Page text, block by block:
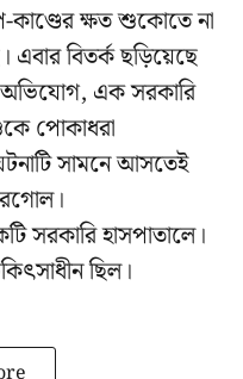
কাণ্ডের ক্ষত শুকোতে না
বিতর্ক ছড়িয়েছে
অভিযোগ, এক সরকারি
পোকাধরা
সামনে আসতেই
সরকারি হাসপাতালে।
ছিল।